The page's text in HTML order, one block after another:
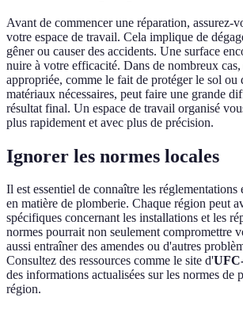
Avant de commencer une réparation, assurez-
votre espace de travail. Cela implique de
gêner ou causer des accidents. Une surface
nuire à votre efficacité. Dans de nombreux
appropriée, comme le fait de protéger le sol ou
matériaux nécessaires, peut faire une grande
résultat final. Un espace de travail organisé
plus rapidement et avec plus de précision.
Ignorer les normes locales
Il est essentiel de connaître les réglementations
en matière de plomberie. Chaque région peut
spécifiques concernant les installations et les
normes pourrait non seulement compromettre
aussi entraîner des amendes ou d'autres
Consultez des ressources comme le site d'
des informations actualisées sur les normes de
région.